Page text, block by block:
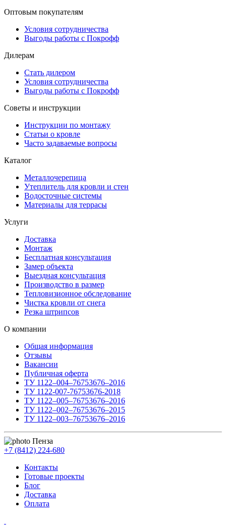
Оптовым покупателям
Условия сотрудничества
Выгоды работы с Покрофф
Дилерам
Стать дилером
Условия сотрудничества
Выгоды работы с Покрофф
Советы и инструкции
Инструкции по монтажу
Статьи о кровле
Часто задаваемые вопросы
Каталог
Металлочерепица
Утеплитель для кровли и стен
Водосточные системы
Материалы для террасы
Услуги
Доставка
Монтаж
Бесплатная консультация
Замер объекта
Выездная консультация
Производство в размер
Тепловизионное обследование
Чистка кровли от снега
Резка штрипсов
О компании
Общая информация
Отзывы
Вакансии
Публичная оферта
ТУ 1122–004–76753676–2016
ТУ 1122-007-76753676-2018
ТУ 1122–005–76753676–2016
ТУ 1122–002–76753676–2015
ТУ 1122–003–76753676–2016
Пенза
+7 (8412) 224-680
Контакты
Готовые проекты
Блог
Доставка
Оплата